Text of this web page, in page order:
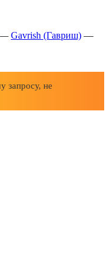
Gavrish (Гавриш) —
запросу, не